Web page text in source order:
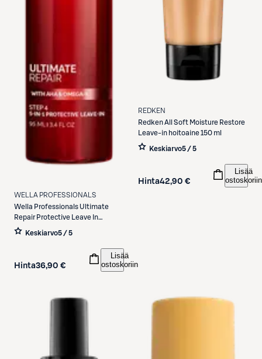
WELLA PROFESSIONALS
Wella ProfessionalsUltimate
Repair Protective Leave In
hiusvoide 95 ml
Keskiarvo5 / 5
Hinta36,90 €
Lisää
ostoskoriin
REDKEN
RedkenAll Soft Moisture Restore
Leave-in hoitoaine 150 ml
Keskiarvo5 / 5
Hinta42,90 €
Lisää
ostoskoriin